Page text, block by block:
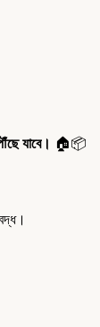
যাবে। 🏠📦